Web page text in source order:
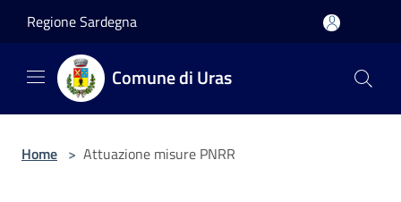
Regione Sardegna
Comune di Uras
Home > Attuazione misure PNRR